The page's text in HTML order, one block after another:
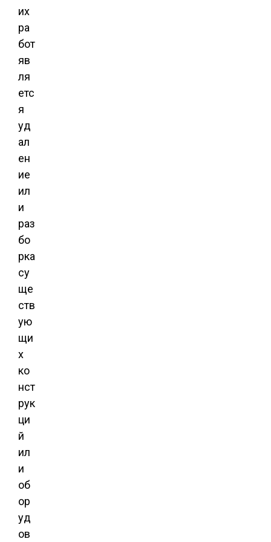
их
ра
бот
яв
ля
етс
я
уд
ал
ен
ие
ил
и
раз
бо
рка
су
ще
ств
ую
щи
х
ко
нст
рук
ци
й
ил
и
об
ор
уд
ов